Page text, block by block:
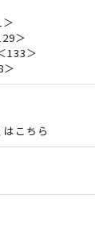
＞
133＞
＞
こちら